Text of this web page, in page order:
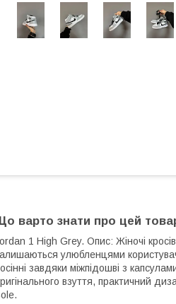
варто знати про цей
1 High Grey. Опис: Жіночі
улюбленцями
завдяки міжпідошві з
взуття, практичний